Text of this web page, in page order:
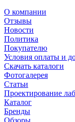
О компании
Отзывы
Новости
Политика
Покупателю
Условия оплаты и
Скачать каталоги
Фотогалерея
Статьи
Проектирование
Каталог
Бренды